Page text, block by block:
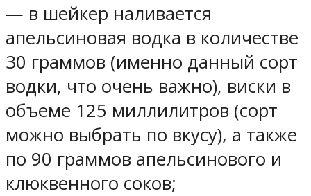
— в шейкер наливается
апельсиновая водка в количестве
30 граммов (именно данный сорт
водки, что очень важно), виски в
объеме 125 миллилитров (сорт
можно выбрать по вкусу), а также
по 90 граммов апельсинового и
клюквенного соков;